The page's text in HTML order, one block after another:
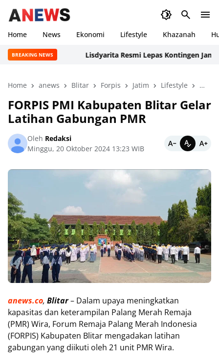
Home News Ekonomi Lifestyle Khazanah
BREAKING NEWS Lisdyarita Resmi Lepas Kontingen Jamnas
Home anews Blitar Forpis Jatim Lifestyle
FORPIS PMI Kabupaten Blitar Gelar
Latihan Gabungan PMR
Oleh Redaksi
Minggu, 20 Oktober 2024 13:23 WIB
anews.co, Blitar– Dalam upaya meningkatkan
kapasitas dan keterampilan Palang Merah Remaja
(PMR) Wira, Forum Remaja Palang Merah Indonesia
(FORPIS) Kabupaten Blitar mengadakan latihan
gabungan yang diikuti oleh 21 unit PMR Wira.